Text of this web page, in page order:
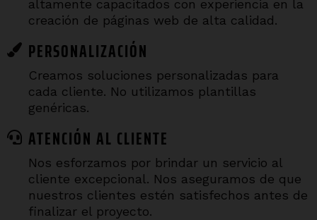
altamente capacitados con experiencia en la
creación de páginas web de alta calidad.
PERSONALIZACIÓN
Creamos soluciones personalizadas para
cada cliente. No utilizamos plantillas
genéricas.
ATENCIÓN AL CLIENTE
Nos esforzamos por brindar un servicio al
cliente excepcional. Nos aseguramos de que
nuestros clientes estén satisfechos antes de
finalizar el proyecto.